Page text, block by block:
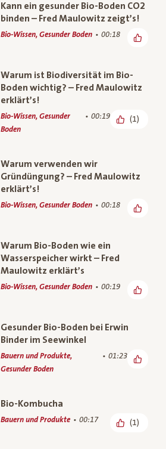
Kann ein gesunder Bio-Boden CO2
binden – Fred Maulowitz zeigt’s!
Bio-Wissen, Gesunder Boden 00:18
Warum ist Biodiversität im Bio-
Boden wichtig? – Fred Maulowitz
erklärt’s!
Bio-Wissen, Gesunder
Boden
00:19 (1)
Warum verwenden wir
Gründüngung? – Fred Maulowitz
erklärt’s!
Bio-Wissen, Gesunder Boden 00:18
Warum Bio-Boden wie ein
Wasserspeicher wirkt – Fred
Maulowitz erklärt’s
Bio-Wissen, Gesunder Boden 00:19
Gesunder Bio-Boden bei Erwin
Binder im Seewinkel
Bauern und Produkte,
Gesunder Boden
01:23
Bio-Kombucha
Bauern und Produkte 00:17 (1)